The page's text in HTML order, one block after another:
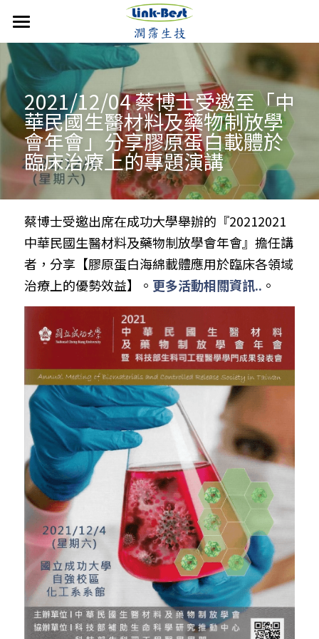
首頁
潤霈快訊
最新消息
媒體報導
影音分享
活動集錦
運動賽事
歷年新聞
公司介紹
成立沿革
發展近況
技術優勢
核心團隊
合作計畫
專業證書
銷售產品
保養系列
防蚊產品
醫美產品
骨科產品
外科產品
血球細胞分離機
聯絡潤霈
搜索
2021/12/04 蔡博士受邀至「中
華民國生醫材料及藥物制放學
會年會」分享膠原蛋白載體於
臨床治療上的專題演講
蔡博士受邀出席在成功大學舉辦的『20212021
中華民國生醫材料及藥物制放學會年會』擔任講
者，分享【膠原蛋白海綿載體應用於臨床各領域
治療上的優勢效益】。 更多活動相關資訊.. 。